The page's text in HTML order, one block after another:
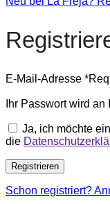
E-Mail-Adresse *
Ihr Passwort wird
Ja, ich möchte
die
Registrieren
Schon registriert?